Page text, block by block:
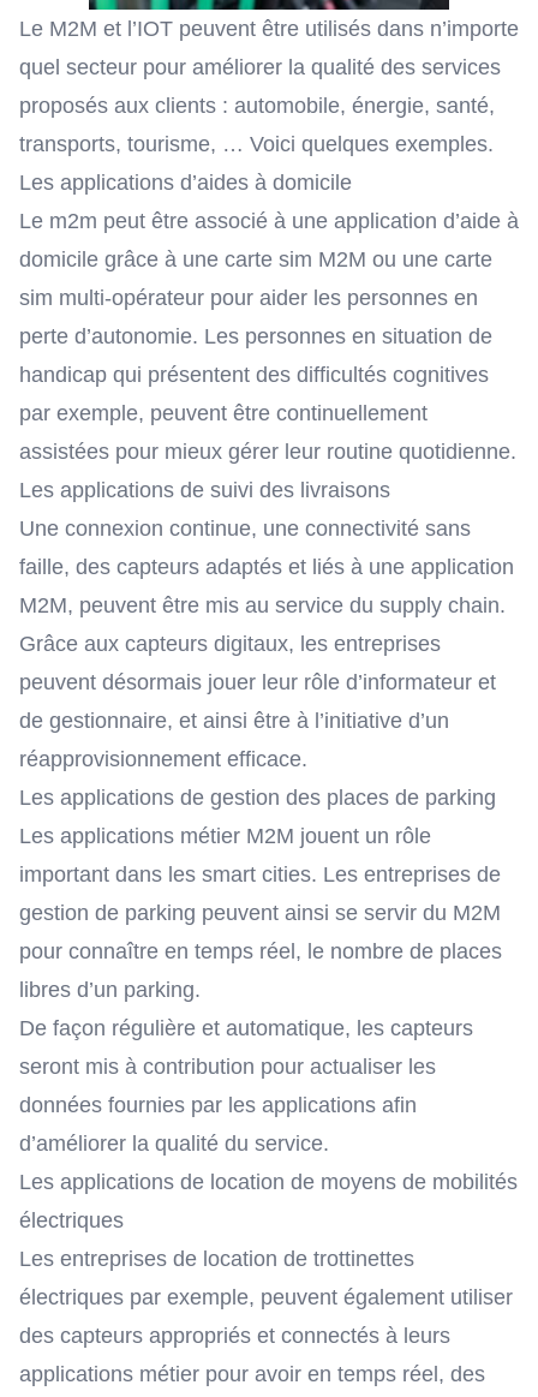
Le M2M et l’IOT peuvent être utilisés dans n’importe
quel secteur pour améliorer la qualité des services
proposés aux clients : automobile, énergie, santé,
transports, tourisme, … Voici quelques exemples.
Les applications d’aides à domicile
Le m2m peut être associé à une application d’aide à
domicile grâce à une carte sim M2M ou une carte
sim multi-opérateur pour aider les personnes en
perte d’autonomie. Les personnes en situation de
handicap qui présentent des difficultés cognitives
par exemple, peuvent être continuellement
assistées pour mieux gérer leur routine quotidienne.
Les applications de suivi des livraisons
Une connexion continue, une connectivité sans
faille, des capteurs adaptés et liés à une application
M2M, peuvent être mis au service du supply chain.
Grâce aux capteurs digitaux, les entreprises
peuvent désormais jouer leur rôle d’informateur et
de gestionnaire, et ainsi être à l’initiative d’un
réapprovisionnement efficace.
Les applications de gestion des places de parking
Les applications métier M2M jouent un rôle
important dans les smart cities. Les entreprises de
gestion de parking peuvent ainsi se servir du M2M
pour connaître en temps réel, le nombre de places
libres d’un parking.
De façon régulière et automatique, les capteurs
seront mis à contribution pour actualiser les
données fournies par les applications afin
d’améliorer la qualité du service.
Les applications de location de moyens de mobilités
électriques
Les entreprises de location de trottinettes
électriques par exemple, peuvent également utiliser
des capteurs appropriés et connectés à leurs
applications métier pour avoir en temps réel, des